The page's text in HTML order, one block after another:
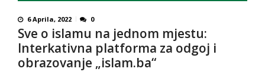
6 Aprila, 2022 0
Sve o islamu na jednom mjestu:
Interkativna platforma za odgoj i
obrazovanje „islam.ba“